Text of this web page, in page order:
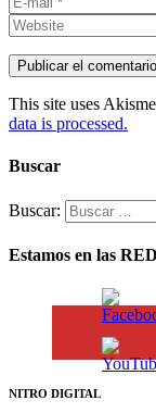
This site uses
data is processed.
Buscar
Buscar:
Estamos en las
NITRO DIGITAL